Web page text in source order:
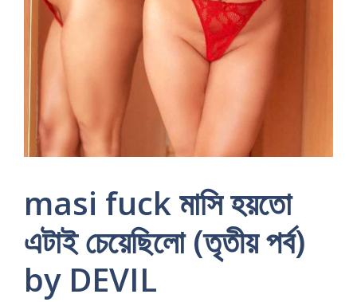
masi fuck মাসি হয়তো
এটাই চেয়েছিলো (তৃতীয় পর্ব)
by DEVIL